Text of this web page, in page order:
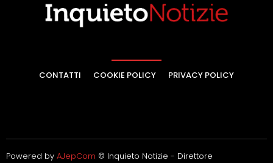
CONTATTI COOKIE POLICY PRIVACY POLICY
Powered by AJepCom © Inquieto Notizie - Direttore